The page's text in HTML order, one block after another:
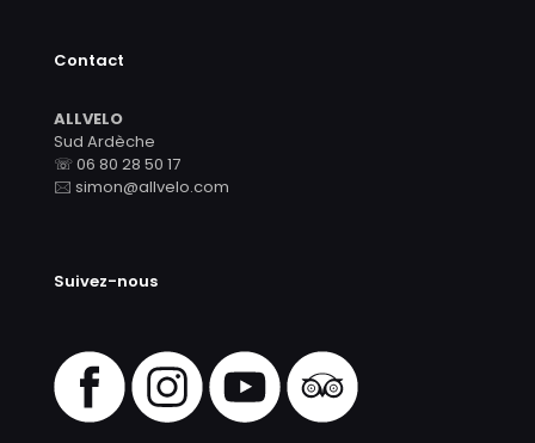
Contact
ALLVELO
Sud Ardèche
☏ 06 80 28 50 17
🖂 simon@allvelo.com
Suivez-nous